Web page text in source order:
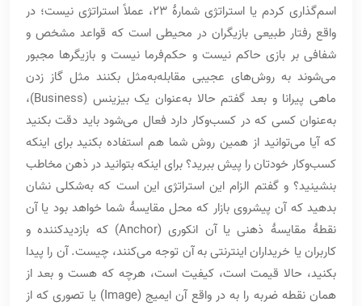
اسم‌گذاری کردم یا استراتژی شمارۀ 23، عملاً استراتژی نیست؛ در
واقع رفتار طبیعی بازیگران در محیطی است که قواعد مشخص و
شفافی بر بازی حاکم نیست و حکم‌فرما نیست و بازیگرها مجبور
می‌شوند به روش‌های عجیبی مقابله‌به‌مثل بکنند مثل گاز زدن
ماهی پیرانا و بعد گفتم حالا به‌عنوان یک بیزینس (Business)،
به‌عنوان کسی که در کسب‌وکار دارد فعال می‌شود باید دقت بکنید
که آیا می‌توانید از همین روش شما هم استفاده بکنید برای اینکه
کسب‌وکار خودتان را پیش ببرید؟ برای اینکه بتوانید در ذهن مخاطب
بنشینید؟ و گفتم الزام این استراتژی این است که به‌شکلی نشان
بدهید که آن پیشروی بازار که محل مقایسۀ شما خواهد بود یا آن
نقطۀ مقایسۀ ذهنی یا آن انکوری (Anchor) که بازدیدکننده و
کاربران یا خریداران اینترنتی به آن توجه می‌کنند، چیست. آن را پیدا
بکنید، حالا قیمت است، کیفیت است، هرچه که هست و بعد از
همان نقطه ضربه را به در واقع آن ایمیج (Image) یا تصوری که از